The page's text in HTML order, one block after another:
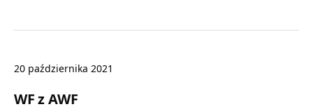
20 października 2021
WF z AWF